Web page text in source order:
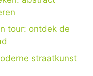
tour: ontdek de
straatkunst